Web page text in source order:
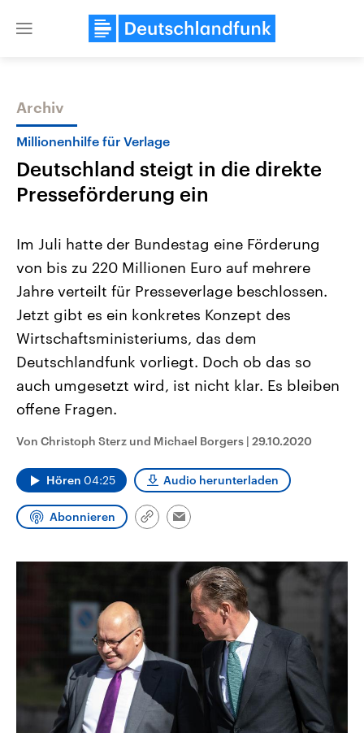
Close
Themen
Landtagswahl Sachsen-Anhalt
2026
Alle Informationen
Sachsen-Anhalt wählt am 6.
September 2026 einen neuen
Landtag. Seit 2021 wird das
Bundesland von einer Koalition aus
Umfragen, Prognosen,
Wahlprogramme, aktuelle Berichte
und Hintergründe zu den Parteien
Wahl.
USA
Aktuelle Beiträge,
Hintergründe
Wirtschaftlich und
gehören die Vereinigten
den mächtigsten Ländern
mit großem Einfluss auf
Sendungen
Archiv
Millionenhilfe für Verlage
Deutschland steigt in die direkte
Presseförderung ein
Im Juli hatte der Bundestag eine Förderung
von bis zu 220 Millionen Euro auf mehrere
Jahre verteilt für Presseverlage beschlossen.
Jetzt gibt es ein konkretes Konzept des
Wirtschaftsministeriums, das dem
Deutschlandfunk vorliegt. Doch ob das so
auch umgesetzt wird, ist nicht klar. Es bleiben
offene Fragen.
Von Christoph Sterz und Michael Borgers | 29.10.2020
Hören 04:25 Audio herunterladen
Abonnieren
Link
Email